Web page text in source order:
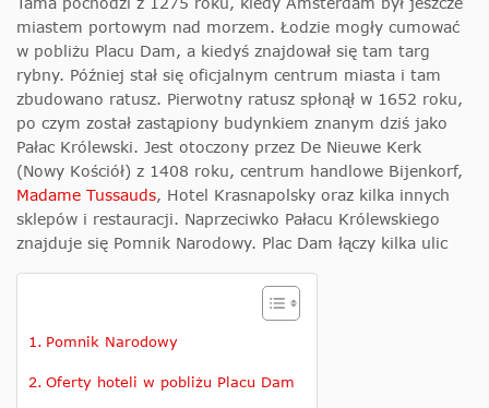
miastem portowym nad morzem. Łodzie mogły cumować
w pobliżu Placu Dam, a kiedyś znajdował się tam targ
rybny. Później stał się oficjalnym centrum miasta i tam
zbudowano ratusz. Pierwotny ratusz spłonął w 1652 roku,
po czym został zastąpiony budynkiem znanym dziś jako
Pałac Królewski. Jest otoczony przez De Nieuwe Kerk
(Nowy Kościół) z 1408 roku, centrum handlowe Bijenkorf,
Madame Tussauds, Hotel Krasnapolsky oraz kilka innych
sklepów i restauracji. Naprzeciwko Pałacu Królewskiego
znajduje się Pomnik Narodowy. Plac Dam łączy kilka ulic
Pomnik Narodowy
Oferty hoteli w pobliżu Placu Dam